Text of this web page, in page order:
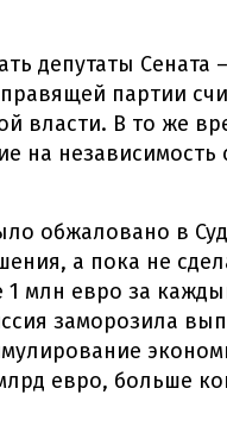
депутаты Сената
партии
власти. В то же
на независимость
обжаловано в
а пока не
млн евро за
заморозила
евро, больше